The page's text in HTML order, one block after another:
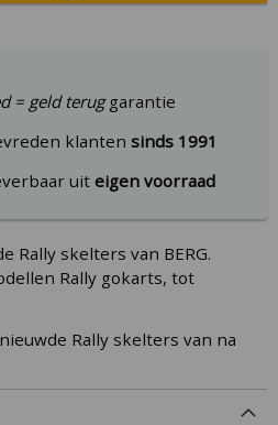
= geld teruggarantie
klantensinds 1991
uiteigen voorraad
Rally skelters van BERG.
Rally gokarts, tot
Rally skelters van na